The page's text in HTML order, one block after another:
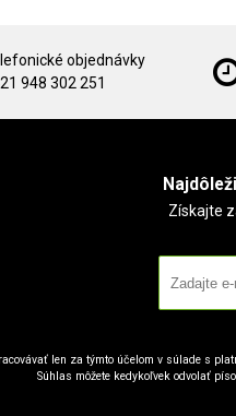
objednávky
948 302 251
Získajte
len za týmto účelom v súlade s
Súhlas môžete kedykoľvek odvolať